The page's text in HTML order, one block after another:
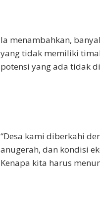
Ia menambahkan,
yang tidak memiliki
potensi yang ada tidak
“Desa kami diberkahi
anugerah, dan kondisi
Kenapa kita harus